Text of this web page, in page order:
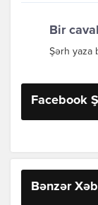
Bir
Şərh yaza
Facebook
Bənzər